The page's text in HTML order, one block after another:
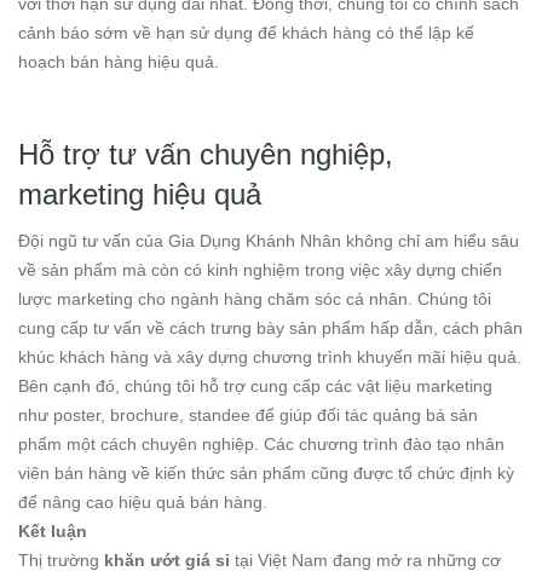
cảnh báo sớm về hạn sử dụng để khách hàng có thể lập kế
hoạch bán hàng hiệu quả.
Hỗ trợ tư vấn chuyên nghiệp,
marketing hiệu quả
Đội ngũ tư vấn của Gia Dụng Khánh Nhân không chỉ am hiểu sâu
về sản phẩm mà còn có kinh nghiệm trong việc xây dựng chiến
lược marketing cho ngành hàng chăm sóc cá nhân. Chúng tôi
cung cấp tư vấn về cách trưng bày sản phẩm hấp dẫn, cách phân
khúc khách hàng và xây dựng chương trình khuyến mãi hiệu quả.
Bên cạnh đó, chúng tôi hỗ trợ cung cấp các vật liệu marketing
như poster, brochure, standee để giúp đối tác quảng bá sản
phẩm một cách chuyên nghiệp. Các chương trình đào tạo nhân
viên bán hàng về kiến thức sản phẩm cũng được tổ chức định kỳ
để nâng cao hiệu quả bán hàng.
Kết luận
Thị trường khăn ướt giá sỉ tại Việt Nam đang mở ra những cơ